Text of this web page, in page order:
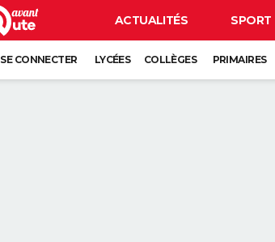
ACTUALITÉS SPORT
SE CONNECTER LYCÉES COLLÈGES PRIMAIRES